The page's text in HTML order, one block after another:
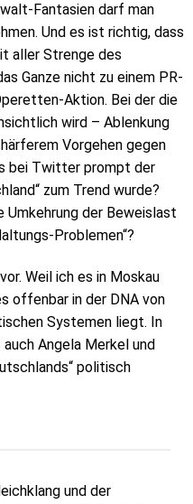
Fantasien darf man
Und es ist richtig, dass
aller Strenge des
Ganze nicht zu einem PR-
Aktion. Bei der die
wird – Ablenkung
Vorgehen gegen
bei Twitter prompt der
zum Trend wurde?
Umkehrung der Beweislast
Problemen“?
Weil ich es in Moskau
offenbar in der DNA von
Systemen liegt. In
Angela Merkel und
politisch
und der